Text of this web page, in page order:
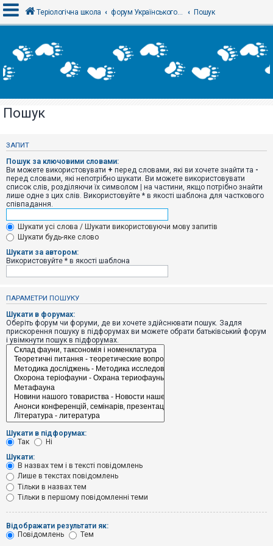
х
і
Р
с
р
а
ц
і
я
Т
е
м
и
б
і
п
о
в
і
д
в
н
т
е
м
и
о
ш
Теріологічна школа форум Українського теріологічного товариства Пошук
Пошук
ЗАПИТ
Пошук за ключовими словами:
Ви можете використовувати + перед словами, які ви хочете знайти та -
перед словами, які непотрібно шукати. Ви можете використовувати
список слів, розділяючи їх символом | на частини, якщо потрібно знайти
лише одне з цих слів. Використовуйте * в якості шаблона для часткового
співпадання.
Шукати усі слова / Шукати використовуючи мову запитів
Шукати будь-яке слово
Шукати за автором:
Використовуйте * в якості шаблона
ПАРАМЕТРИ ПОШУКУ
Шукати в форумах:
Оберіть форум чи форуми, де ви хочете здійснювати пошук. Задля
прискорення пошуку в підфорумах ви можете обрати батьківський форум
і увімкнути пошук в підфорумах.
Шукати в підфорумах:
Так
Ні
Шукати:
В назвах тем і в тексті повідомлень
Лише в текстах повідомлень
Тільки в назвах тем
Тільки в першому повідомленні теми
Відображати результати як:
Повідомлень
Тем